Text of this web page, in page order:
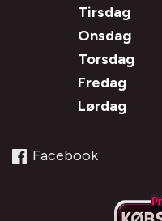
Tirsdag
Onsdag
Torsdag
Fredag
Lørdag
Facebook